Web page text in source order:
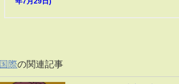
国際の関連記事